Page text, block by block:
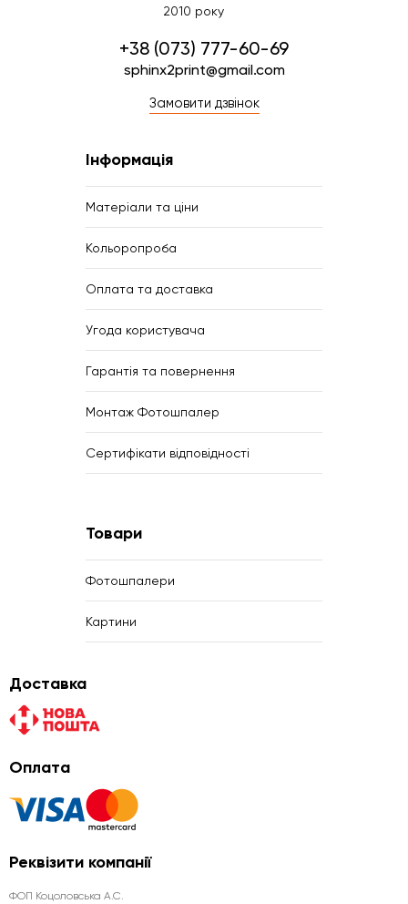
2010 року
+38 (073) 777-60-69
sphinx2print@gmail.com
Замовити дзвінок
Інформація
Матеріали та ціни
Кольоропроба
Оплата та доставка
Угода користувача
Гарантія та повернення
Монтаж Фотошпалер
Сертифікати відповідності
Товари
Фотошпалери
Картини
Доставка
Оплата
Реквізити компанії
ФОП Коцоловська А.С.